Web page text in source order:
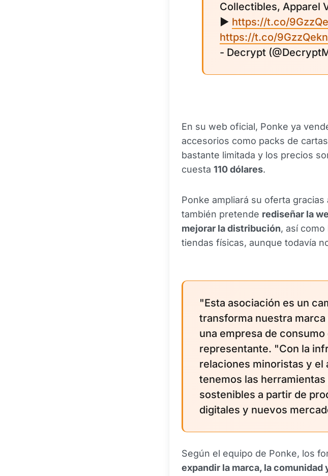
Collectibles, Apparel
► https://t.co/
https://t.co/
- Decrypt
En su web oficial, Ponke ya
accesorios como packs de
bastante limitada y los precios
cuesta 110 dólares.
Ponke ampliará su oferta
también pretende rediseñar la
mejorar la distribución, así
tiendas físicas, aunque todavía
"Esta asociación es un
transforma nuestra
una empresa de
representante. "Con la
relaciones minoristas y el
tenemos las
sostenibles a partir de
digitales y nuevos
Según el equipo de Ponke, los
expandir la marca, la comunidad